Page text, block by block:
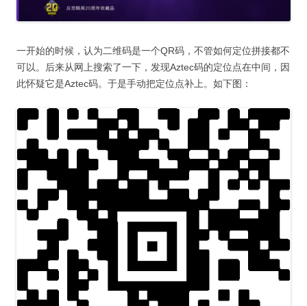
一开始的时候，认为二维码是一个QR码，不管如何定位拼接都不
可以。后来从网上搜索了一下，发现Aztec码的定位点在中间，因
此怀疑它是Aztec码。于是手动把定位点补上。如下图：